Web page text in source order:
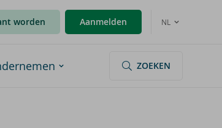
worden Aanmelden NL
ZOEKEN